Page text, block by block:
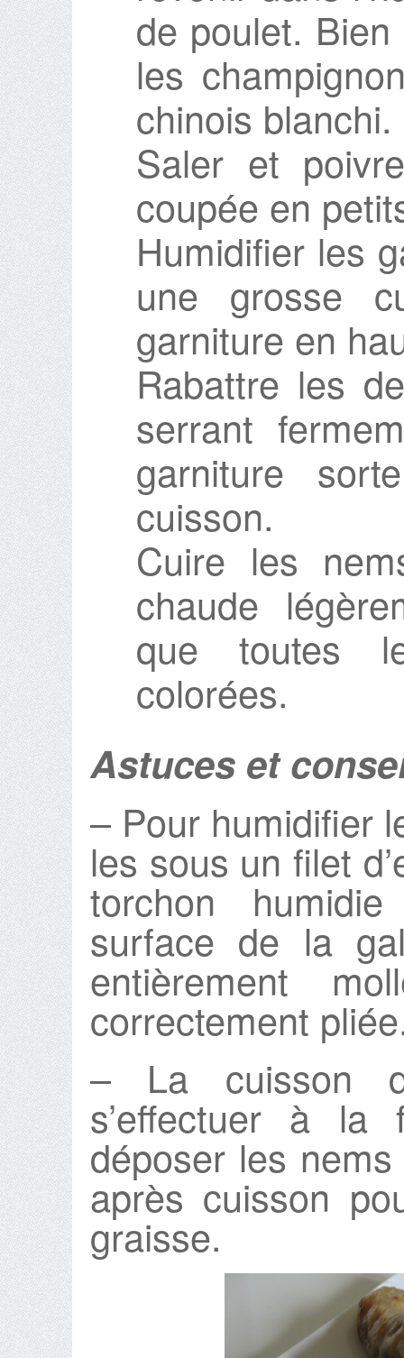
de poulet.
les
chinois blanchi.
Saler et
coupée en
Humidifier les
une grosse
garniture en
Rabattre les
serrant
garniture
cuisson.
Cuire les
chaude
que toutes
colorées.
Astuces et
– Pour humidifier
les sous un filet
torchon
surface de la
entièrement
correctement
– La cuisson
s’effectuer à la
déposer les
après cuisson
graisse.